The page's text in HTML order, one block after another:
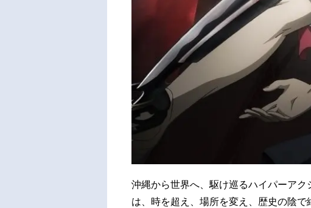
沖縄から世界へ、駆け巡るハイパーア
は、時を超え、場所を変え、歴史の陰